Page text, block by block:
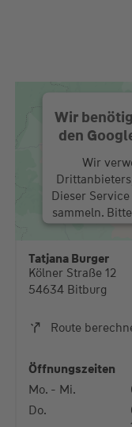
Wir
den
Wir
Dieser
sammeln.
stimmen Sie
Tatjana Burger
Kölner Straße 12
54634 Bitburg
Route
Öffnungszeiten
Mo. - Mi.
Do.